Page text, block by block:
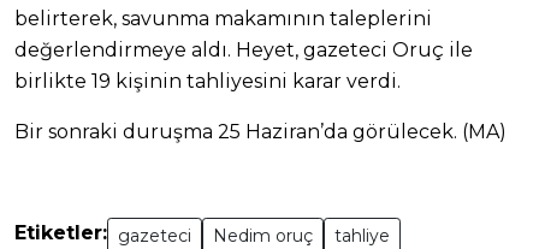
belirterek, savunma makamının taleplerini
değerlendirmeye aldı. Heyet, gazeteci Oruç ile
birlikte 19 kişinin tahliyesini karar verdi.
Bir sonraki duruşma 25 Haziran’da görülecek. (MA)
Etiketler: gazeteci Nedim oruç tahliye